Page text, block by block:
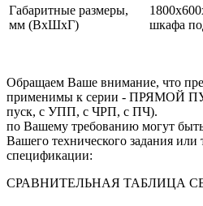
Габаритные размеры,
мм (ВхШхГ)
шкафа
Обращаем Ваше внимание, что
применимы к серии - ПРЯМОЙ
пуск, с УПП, с ЧРП, с ПЧ).
по Вашему требованию могут
Вашего технического задания или
спецификации:
СРАВНИТЕЛЬНАЯ ТАБЛИЦА